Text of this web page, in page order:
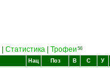
Статистика Трофеи 56
Нац Поз В С У